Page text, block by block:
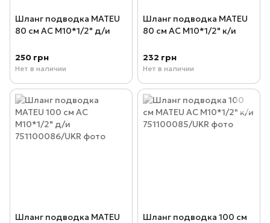
Шланг подводка MATEU
80 см AC М10*1/2" д/и
250 грн
Нет в наличии
Шланг подводка MATEU
80 см AC М10*1/2" к/и
232 грн
Нет в наличии
Шланг подводка MATEU
Шланг подводка 100 см